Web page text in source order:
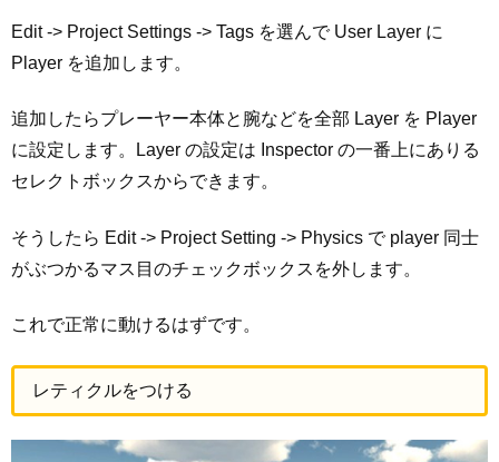
Edit -> Project Settings -> Tags を選んで User Layer に
Player を追加します。
追加したらプレーヤー本体と腕などを全部 Layer を Player
に設定します。Layer の設定は Inspector の一番上にありる
セレクトボックスからできます。
そうしたら Edit -> Project Setting -> Physics で player 同士
がぶつかるマス目のチェックボックスを外します。
これで正常に動けるはずです。
レティクルをつける